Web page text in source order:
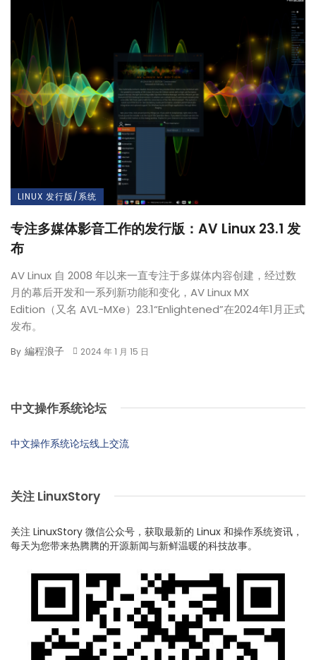
LINUX 发行版/系统
专注多媒体影音工作的发行版：AV Linux 23.1 发
布
AV Linux 自 2008 年以来一直专注于多媒体内容创建，经过数
月的幕后开发和一系列新功能和变化，AV Linux MX
Edition（又名 AVL-MXe）23.1“Enlightened”在2024年1月正式
发布。
By 編程浪子 2024 年 1 月 15 日
中文操作系统论坛
中文操作系统论坛线上交流
关注 LinuxStory
关注 LinuxStory 微信公众号，获取最新的 Linux 和操作系统资讯，
每天为您带来热腾腾的开源新闻与新鲜温暖的科技故事。